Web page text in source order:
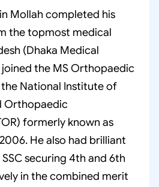
Mollah completed his
the topmost medical
(Dhaka Medical
the MS Orthopaedic
National Institute of
Orthopaedic
formerly known as
He also had brilliant
securing 4th and 6th
in the combined merit